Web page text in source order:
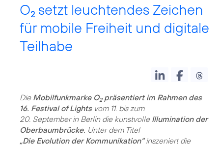
O2 setzt leuchtendes Zeichen
für mobile Freiheit und digitale
Teilhabe
Die Mobilfunkmarke O2präsentiert im Rahmen des
16. Festival of Lightsvom 11. bis zum
20. September in Berlin die kunstvolle Illumination der
Oberbaumbrücke.
„Die Evolution der Kommunikation“inszeniert die